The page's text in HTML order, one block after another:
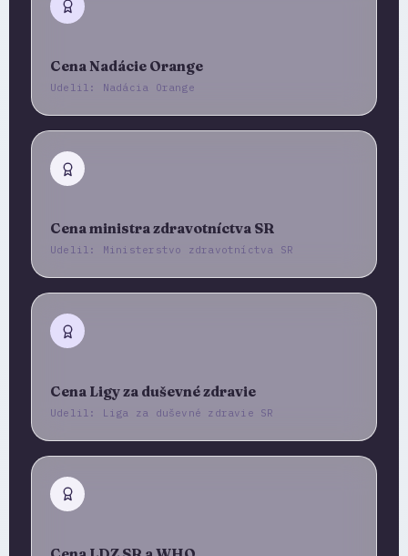
Cena Nadácie Orange
Udelil: Nadácia Orange
Cena ministra zdravotníctva SR
Udelil: Ministerstvo zdravotníctva SR
Cena Ligy za duševné zdravie
Udelil: Liga za duševné zdravie SR